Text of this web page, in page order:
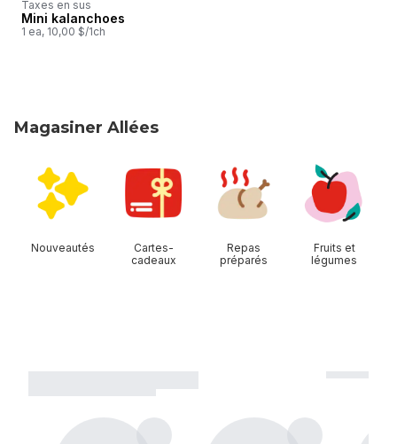
Taxes en sus
Préparé au Canada
Mini kalanchoes
1 ea, 10,00 $/1ch
Magasiner Allées
Nouveautés
Cartes-
cadeaux
Repas
préparés
Fruits et
légumes